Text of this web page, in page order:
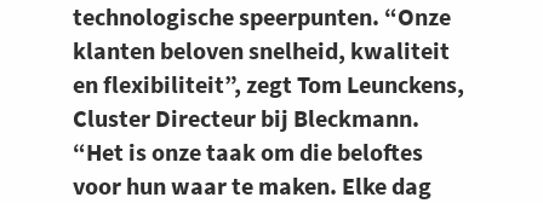
technologische speerpunten. “Onze
klanten beloven snelheid, kwaliteit
en flexibiliteit”, zegt Tom Leunckens,
Cluster Directeur bij Bleckmann.
“Het is onze taak om die beloftes
voor hun waar te maken. Elke dag